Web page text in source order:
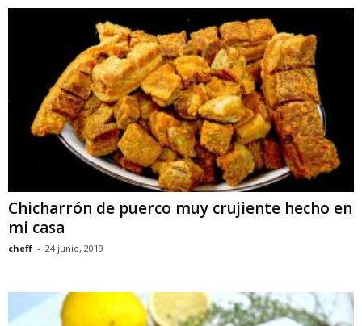
Chicharrón de puerco muy crujiente hecho en
mi casa
cheff - 24 junio, 2019